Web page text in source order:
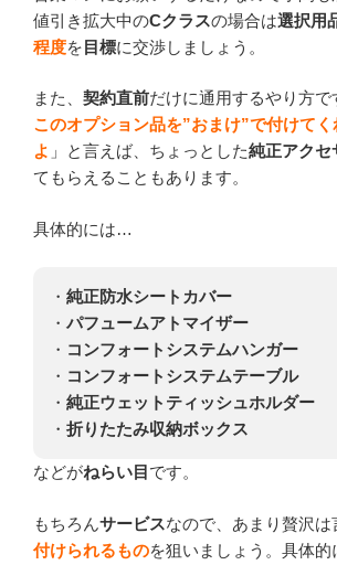
値引き拡大中のCクラスの場合は選択用
程度を 目標に交渉しましょう。
また、 契約直前だけに通用するやり方で
このオプション品を”おまけ”で付けて
よ 」と言えば、ちょっとした純正アクセ
てもらえることもあります。
具体的には…
・ 純正防水シートカバー
・ パフュームアトマイザー
・ コンフォートシステムハンガー
・ コンフォートシステムテーブル
・ 純正ウェットティッシュホルダー
・ 折りたたみ収納ボックス
などがねらい目 です。
もちろんサービスなので、あまり贅沢は
付けられるものを狙いましょう。具体的